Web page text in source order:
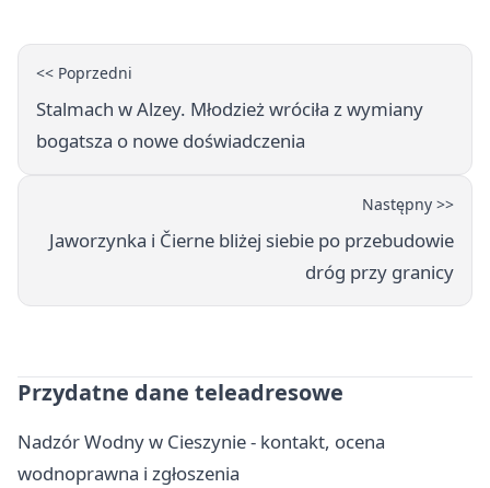
<< Poprzedni
Stalmach w Alzey. Młodzież wróciła z wymiany
bogatsza o nowe doświadczenia
Następny >>
Jaworzynka i Čierne bliżej siebie po przebudowie
dróg przy granicy
Przydatne dane teleadresowe
Nadzór Wodny w Cieszynie - kontakt, ocena
wodnoprawna i zgłoszenia